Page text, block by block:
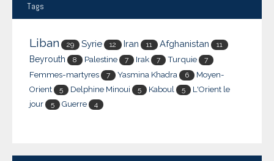
Tags
Liban 29 Syrie 12 Iran 11 Afghanistan 11
Beyrouth 8 Palestine 7 Irak 7 Turquie 7
Femmes-martyres 7 Yasmina Khadra 6
Moyen-
Orient
5 Delphine Minoui 5 Kaboul 5
L'Orient le
jour
5 Guerre 4